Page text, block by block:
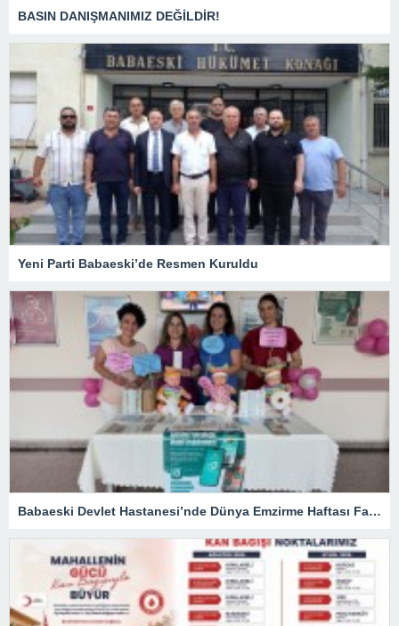
BASIN DANIŞMANIMIZ DEĞİLDİR!
Yeni Parti Babaeski’de Resmen Kuruldu
Babaeski Devlet Hastanesi’nde Dünya Emzirme Haftası Farkındalığı